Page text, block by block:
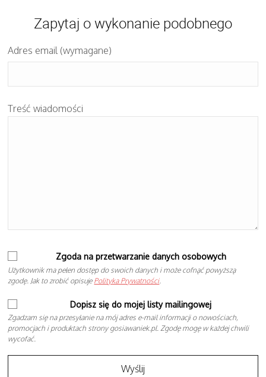
Zapytaj o wykonanie podobnego
Adres email (wymagane)
Treść wiadomości
Zgoda na przetwarzanie danych osobowych
Użytkownik ma pełen dostęp do swoich danych i może cofnąć powyższą
zgodę. Jak to zrobić opisuje Polityka Prywatności.
Dopisz się do mojej listy mailingowej
Zgadzam się na przesyłanie na mój adres e-mail informacji o nowościach,
promocjach i produktach strony gosiawaniek.pl. Zgodę mogę w każdej chwili
wycofać.